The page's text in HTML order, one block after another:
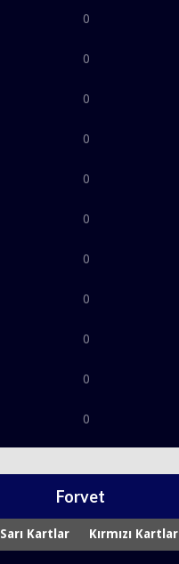
0
0
0
0
0
0
0
0
0
0
0
Forvet
Sarı Kartlar Kırmızı Kartlar